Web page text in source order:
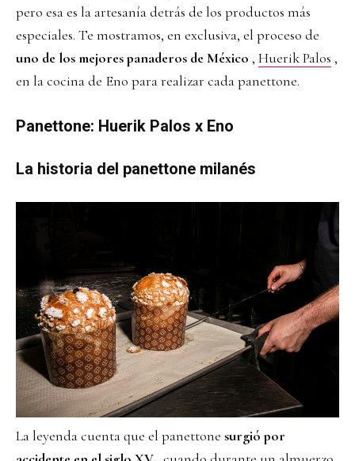
pero esa es la artesanía detrás de los productos más
especiales. Te mostramos, en exclusiva, el proceso de
uno de los mejores panaderos de México , Huerik Palos ,
en la cocina de Eno para realizar cada panettone.
Panettone: Huerik Palos x Eno
La historia del panettone milanés
La leyenda cuenta que el panettone surgió por